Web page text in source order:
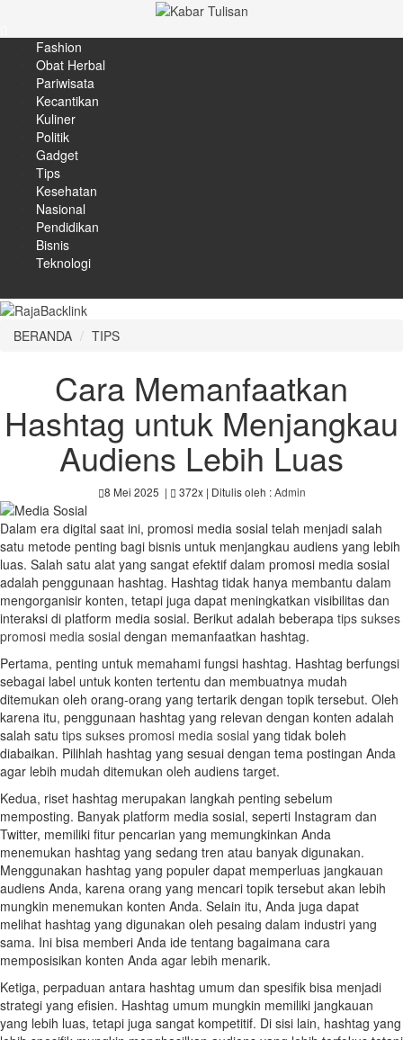
Fashion
Obat Herbal
Pariwisata
Kecantikan
Kuliner
Politik
Gadget
Tips
Kesehatan
Nasional
Pendidikan
Bisnis
Teknologi
BERANDA TIPS
Cara Memanfaatkan
Hashtag untuk Menjangkau
Audiens Lebih Luas
8 Mei 2025 | 372x| Ditulis oleh :Admin
Dalam era digital saat ini, promosi media sosial telah menjadi salah
satu metode penting bagi bisnis untuk menjangkau audiens yang lebih
luas. Salah satu alat yang sangat efektif dalam promosi media sosial
adalah penggunaan hashtag. Hashtag tidak hanya membantu dalam
mengorganisir konten, tetapi juga dapat meningkatkan visibilitas dan
interaksi di platform media sosial. Berikut adalah beberapa tips sukses
promosi media sosial dengan memanfaatkan hashtag.
Pertama, penting untuk memahami fungsi hashtag. Hashtag berfungsi
sebagai label untuk konten tertentu dan membuatnya mudah
ditemukan oleh orang-orang yang tertarik dengan topik tersebut. Oleh
karena itu, penggunaan hashtag yang relevan dengan konten adalah
salah satu tips sukses promosi media sosial yang tidak boleh
diabaikan. Pilihlah hashtag yang sesuai dengan tema postingan Anda
agar lebih mudah ditemukan oleh audiens target.
Kedua, riset hashtag merupakan langkah penting sebelum
memposting. Banyak platform media sosial, seperti Instagram dan
Twitter, memiliki fitur pencarian yang memungkinkan Anda
menemukan hashtag yang sedang tren atau banyak digunakan.
Menggunakan hashtag yang populer dapat memperluas jangkauan
audiens Anda, karena orang yang mencari topik tersebut akan lebih
mungkin menemukan konten Anda. Selain itu, Anda juga dapat
melihat hashtag yang digunakan oleh pesaing dalam industri yang
sama. Ini bisa memberi Anda ide tentang bagaimana cara
memposisikan konten Anda agar lebih menarik.
Ketiga, perpaduan antara hashtag umum dan spesifik bisa menjadi
strategi yang efisien. Hashtag umum mungkin memiliki jangkauan
yang lebih luas, tetapi juga sangat kompetitif. Di sisi lain, hashtag yang